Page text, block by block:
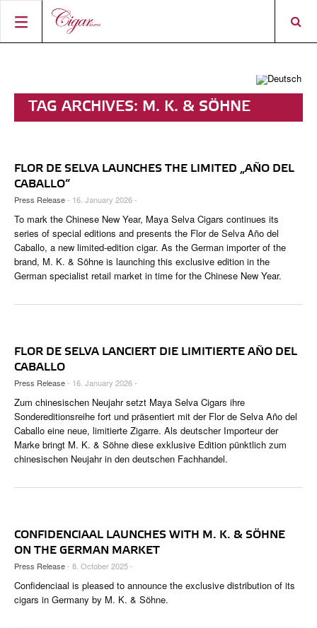
CIGAR TROPHY
TOP 25 ZIGARREN
ZIGARRENWISSEN & GRUNDLAGEN
SHOPS & LOUNGES
VINTAGE & GESCHICHTE
EVENTS
REISE & LÄNDER
PFEIFEN & SPIRITUOSEN
ZIGARRENBRANCHE
AKTUELLE AUSGABE
AUTOREN
TASTINGPANEL
FRÜHERE AUSGABEN
SHOPS & LOUNGES
CIGAR SHOP FINDER
SHOP
DIGITAL JOURNAL
ACCOUNT
TAG ARCHIVES: M. K. & SÖHNE
FLOR DE SELVA LAUNCHES THE LIMITED „AÑO DEL
CABALLO“
Press Release- 16. January 2026 -
To mark the Chinese New Year, Maya Selva Cigars continues its
series of special editions and presents the Flor de Selva Año del
Caballo, a new limited-edition cigar. As the German importer of the
brand, M. K. & Söhne is launching this exclusive edition in the
German specialist retail market in time for the Chinese New Year.
FLOR DE SELVA LANCIERT DIE LIMITIERTE AÑO DEL
CABALLO
Press Release- 16. January 2026 -
Zum chinesischen Neujahr setzt Maya Selva Cigars ihre
Sondereditionsreihe fort und präsentiert mit der Flor de Selva Año del
Caballo eine neue, limitierte Zigarre. Als deutscher Importeur der
Marke bringt M. K. & Söhne diese exklusive Edition pünktlich zum
chinesischen Neujahr in den deutschen Fachhandel.
CONFIDENCIAAL LAUNCHES WITH M. K. & SÖHNE
ON THE GERMAN MARKET
Press Release- 8. October 2025 -
Confidenciaal is pleased to announce the exclusive distribution of its
cigars in Germany by M. K. & Söhne.